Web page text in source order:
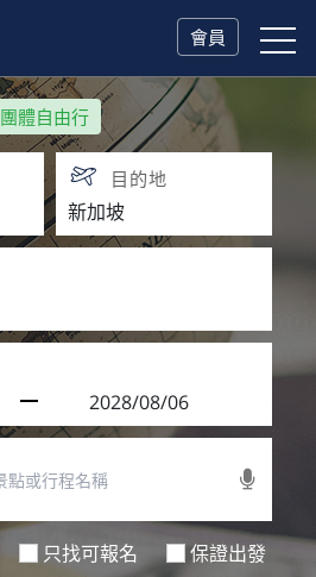
會員
團體自由行
目的地
只找可報名 保證出發